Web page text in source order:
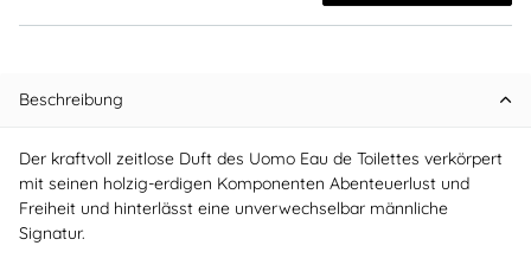
Beschreibung
Der kraftvoll zeitlose Duft des Uomo Eau de Toilettes verkörpert
mit seinen holzig-erdigen Komponenten Abenteuerlust und
Freiheit und hinterlässt eine unverwechselbar männliche
Signatur.